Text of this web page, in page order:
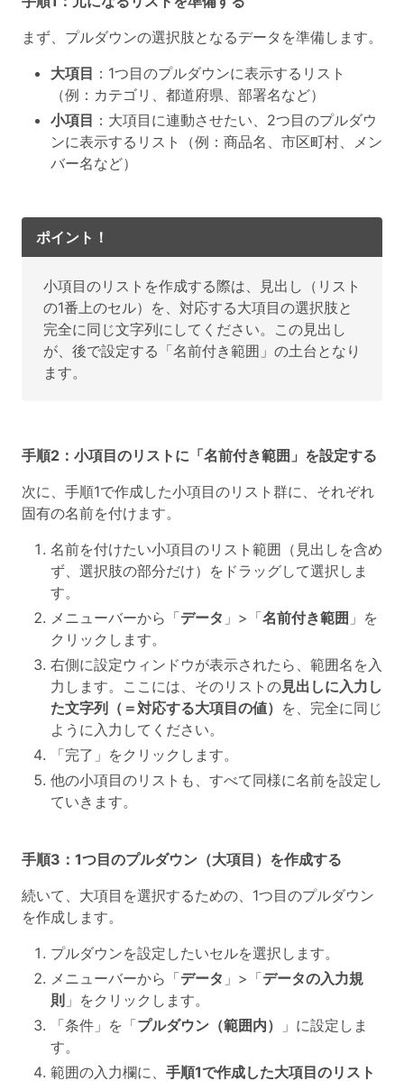
まず、プルダウンの選択肢となるデータを準備します。
大項目 ：1つ目のプルダウンに表示するリスト
（例：カテゴリ、都道府県、部署名など）
小項目 ：大項目に連動させたい、2つ目のプルダウ
ンに表示するリスト（例：商品名、市区町村、メン
バー名など）
ポイント！
小項目のリストを作成する際は、見出し（リスト
の1番上のセル）を、対応する大項目の選択肢と
完全に同じ文字列にしてください。この見出し
が、後で設定する「名前付き範囲」の土台となり
ます。
手順2：小項目のリストに「名前付き範囲」を設定する
次に、手順1で作成した小項目のリスト群に、それぞれ
固有の名前を付けます。
名前を付けたい小項目のリスト範囲（見出しを含め
ず、選択肢の部分だけ）をドラッグして選択しま
す。
メニューバーから「データ 」>「名前付き範囲 」を
クリックします。
右側に設定ウィンドウが表示されたら、範囲名を入
力します。ここには、そのリストの見出しに入力し
た文字列（＝対応する大項目の値） を、完全に同じ
ように入力してください。
「完了」をクリックします。
他の小項目のリストも、すべて同様に名前を設定し
ていきます。
手順3：1つ目のプルダウン（大項目）を作成する
続いて、大項目を選択するための、1つ目のプルダウン
を作成します。
プルダウンを設定したいセルを選択します。
メニューバーから「データ 」>「データの入力規
則 」をクリックします。
「条件」を「プルダウン（範囲内）
」に設定しま
す。
範囲の入力欄に、 手順1で作成した大項目のリスト